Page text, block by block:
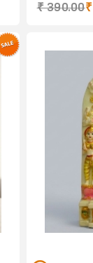
₹ 390.00